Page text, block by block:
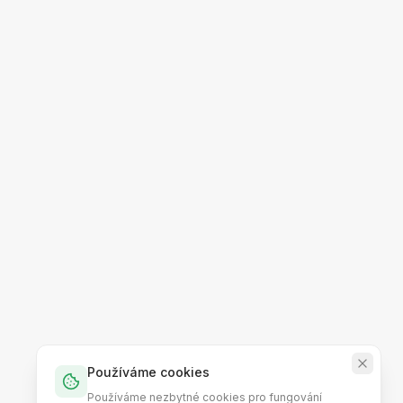
Používáme cookies
Používáme nezbytné cookies pro fungování